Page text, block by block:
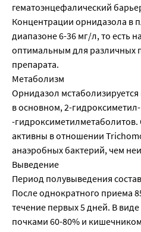
гематоэнцефалический
Концентрации орнидазола в
диапазоне 6-36 мг/л, то есть
оптимальным для различных
препарата.
Метаболизм
Орнидазол
в основном, 2-гидроксиметил-
-
активны в отношении
анаэробных бактерий, чем
Выведение
Период полувыведения
После однократного приема
течение первых 5 дней. В
почками 60-80% и